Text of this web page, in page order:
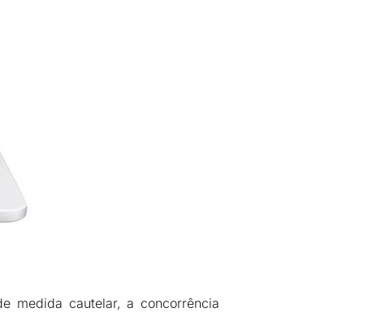
medida cautelar, a concorrência